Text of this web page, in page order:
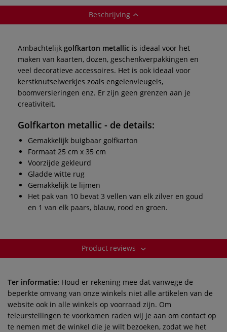
Beschrijving
Ambachtelijk golfkarton metallic is ideaal voor het
maken van kaarten, dozen, geschenkverpakkingen en
veel decoratieve accessoires. Het is ook ideaal voor
kerstknutselwerkjes zoals engelenvleugels,
boomversieringen enz. Er zijn geen grenzen aan je
creativiteit.
Golfkarton metallic - de details:
Gemakkelijk buigbaar golfkarton
Formaat 25 cm x 35 cm
Voorzijde gekleurd
Gladde witte rug
Gemakkelijk te lijmen
Het pak van 10 bevat 3 vellen van elk zilver en goud
en 1 van elk paars, blauw, rood en groen.
Product reviews
Ter informatie: Houd er rekening mee dat vanwege de
beperkte omvang van onze winkels niet alle artikelen van de
website ook in alle winkels op voorraad zijn. Om
teleurstellingen te voorkomen raden wij je aan om contact op
te nemen met de winkel die je wilt bezoeken, zodat we het